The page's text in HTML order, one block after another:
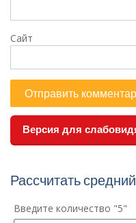
Сайт
Версия для
Рассчитать
Введите количество "5"